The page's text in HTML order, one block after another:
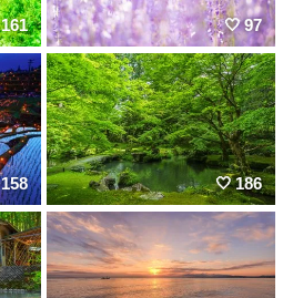
161 97
158 186